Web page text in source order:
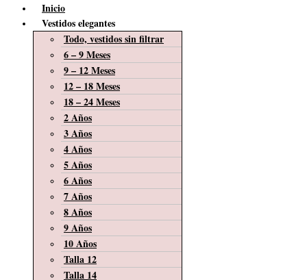
Inicio
Vestidos elegantes
Todo, vestidos sin filtrar
6 – 9 Meses
9 – 12 Meses
12 – 18 Meses
18 – 24 Meses
2 Años
3 Años
4 Años
5 Años
6 Años
7 Años
8 Años
9 Años
10 Años
Talla 12
Talla 14